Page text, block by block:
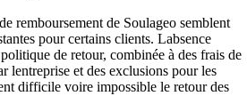
remboursement de Soulageo semblent
pour certains clients. Labsence
de retour, combinée à des frais de
lentreprise et des exclusions pour les
difficile voire impossible le retour des